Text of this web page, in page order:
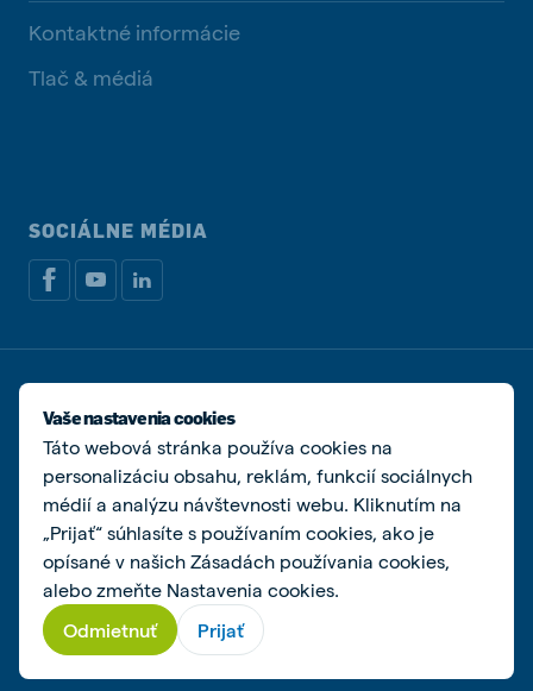
Kontaktné informácie
Tlač & médiá
SOCIÁLNE MÉDIA
Zásady používania súborov cookie
Spravovať súbory cookies
© De Heus s.r.o.
Vaše nastavenia cookies
Táto webová stránka používa cookies na
personalizáciu obsahu, reklám, funkcií sociálnych
médií a analýzu návštevnosti webu. Kliknutím na
„Prijať“ súhlasíte s používaním cookies, ako je
opísané v našich Zásadách používania cookies,
alebo zmeňte Nastavenia cookies.
Odmietnuť
Prijať